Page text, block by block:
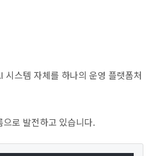
시스템 자체를 하나의 운영 플랫폼처
로 발전하고 있습니다.